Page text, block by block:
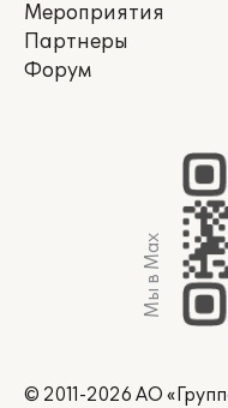
Мероприятия
Партнеры
Форум
Мы в Max
© 2011-2026 АО